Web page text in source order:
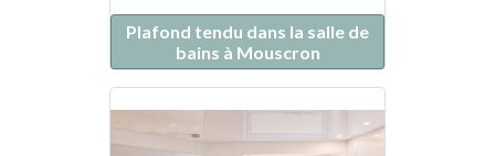
Plafond tendu dans la salle de
bains à Mouscron